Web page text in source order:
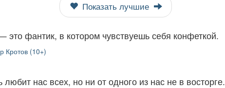
Показать лучшие
это фантик, в котором чувствуешь себя конфеткой.
Кротов (10+)
любит нас всех, но ни от одного из нас не в восторге.